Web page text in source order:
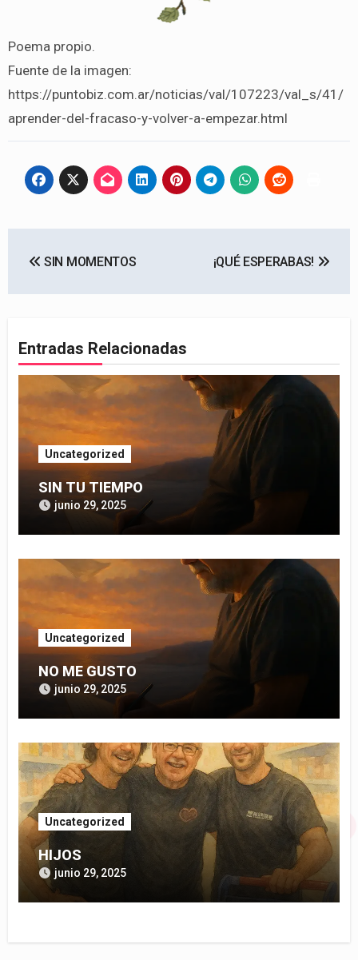
Poema propio.
Fuente de la imagen:
https://puntobiz.com.ar/noticias/val/107223/val_s/41/
aprender-del-fracaso-y-volver-a-empezar.html
de SIN MOMENTOS ¡QUÉ ESPERABAS!
Entradas Relacionadas
Uncategorized
SIN TU TIEMPO
junio 29, 2025
Uncategorized
NO ME GUSTO
junio 29, 2025
Uncategorized
HIJOS
junio 29, 2025